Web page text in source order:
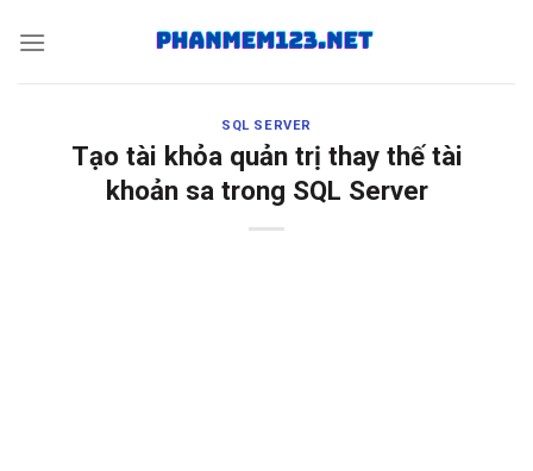
SQL SERVER
Tạo tài khỏa quản trị thay thế tài
khoản sa trong SQL Server